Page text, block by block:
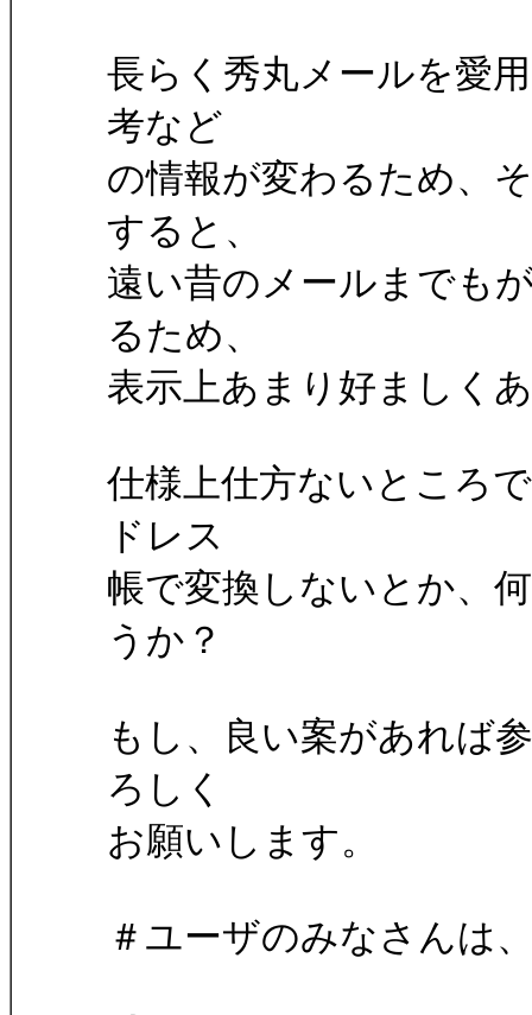
長らく秀丸メールを愛
考など
の情報が変わるため、
すると、
遠い昔のメールまでも
るため、
表示上あまり好ましく
仕様上仕方ないところ
ドレス
帳で変換しないとか、
うか？
もし、良い案があれば
ろしく
お願いします。
＃ユーザのみなさんは